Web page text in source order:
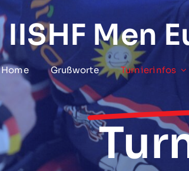
IISHF Men
Home Grußworte Turnierinfos